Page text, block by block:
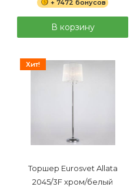
+ 7472 бонусов
В корзину
Хит!
Торшер Eurosvet Allata
2045/3F хром/белый